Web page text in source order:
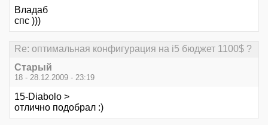
Владаб
спс )))
Re: оптимальная конфигурация на i5 бюджет 1100$ ?
Старый
18 - 28.12.2009 - 23:19
15-Diabolo >
отлично подобрал :)